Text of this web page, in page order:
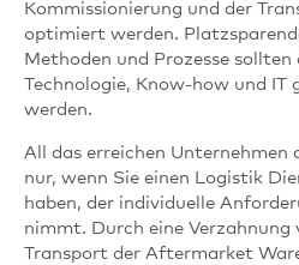
Kommissionierung und der
optimiert werden.
Methoden und Prozesse
Technologie, Know-how und
werden.
All das erreichen Unternehmen
nur, wenn Sie einen Logistik
haben, der individuelle
nimmt. Durch eine Verzahnung
Transport der Aftermarket